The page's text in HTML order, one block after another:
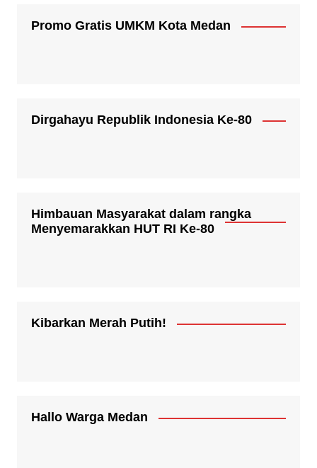
Promo Gratis UMKM Kota Medan
Dirgahayu Republik Indonesia Ke-80
Himbauan Masyarakat dalam rangka
Menyemarakkan HUT RI Ke-80
Kibarkan Merah Putih!
Hallo Warga Medan